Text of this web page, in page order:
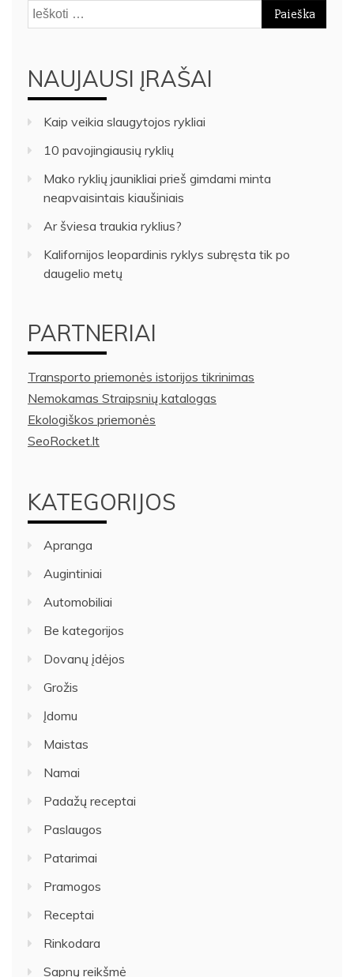
Ieškoti:
NAUJAUSI ĮRAŠAI
Kaip veikia slaugytojos rykliai
10 pavojingiausių ryklių
Mako ryklių jaunikliai prieš gimdami minta
neapvaisintais kiaušiniais
Ar šviesa traukia ryklius?
Kalifornijos leopardinis ryklys subręsta tik po
daugelio metų
PARTNERIAI
Transporto priemonės istorijos tikrinimas
Nemokamas Straipsnių katalogas
Ekologiškos priemonės
SeoRocket.lt
KATEGORIJOS
Apranga
Augintiniai
Automobiliai
Be kategorijos
Dovanų įdėjos
Grožis
Įdomu
Maistas
Namai
Padažų receptai
Paslaugos
Patarimai
Pramogos
Receptai
Rinkodara
Sapnų reikšmė